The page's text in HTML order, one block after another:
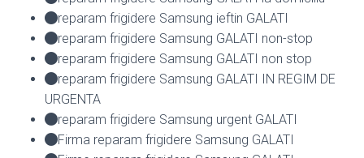
reparam frigidere Samsung ieftin GALATI
reparam frigidere Samsung GALATI non-stop
reparam frigidere Samsung GALATI non stop
reparam frigidere Samsung GALATI IN REGIM DE
URGENTA
reparam frigidere Samsung urgent GALATI
Firma reparam frigidere Samsung GALATI